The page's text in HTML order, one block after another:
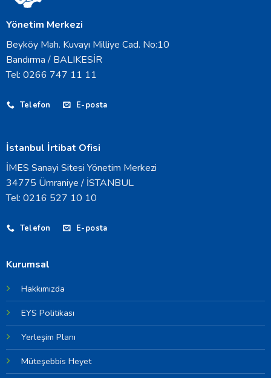
Yönetim Merkezi
Beyköy Mah. Kuvayı Milliye Cad. No:10
Bandırma / BALIKESİR
Tel: 0266 747 11 11
Telefon E-posta
İstanbul İrtibat Ofisi
İMES Sanayi Sitesi Yönetim Merkezi
34775 Ümraniye / İSTANBUL
Tel: 0216 527 10 10
Telefon E-posta
Kurumsal
Hakkımızda
EYS Politikası
Yerleşim Planı
Müteşebbis Heyet